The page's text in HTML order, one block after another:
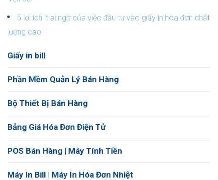
5 lợi ích ít ai ngờ của việc đầu tư vào giấy in hóa đơn chất
lượng cao
Giấy in bill
Phần Mềm Quản Lý Bán Hàng
Bộ Thiết Bị Bán Hàng
Bảng Giá Hóa Đơn Điện Tử
POS Bán Hàng | Máy Tính Tiền
Máy In Bill | Máy In Hóa Đơn Nhiệt